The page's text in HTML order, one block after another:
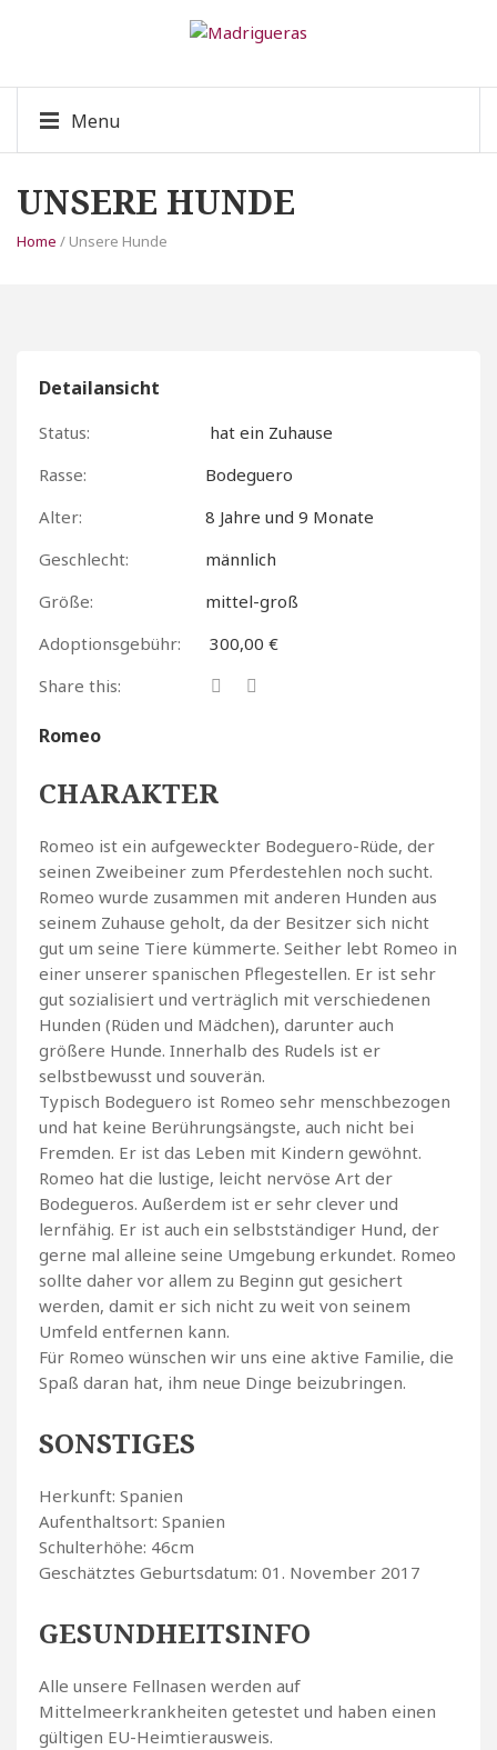
Menu
UNSERE HUNDE
Home / Unsere Hunde
Detailansicht
Status:
hat ein Zuhause
Rasse:
Bodeguero
Alter:
8 Jahre und 9 Monate
Geschlecht:
männlich
Größe:
mittel-groß
Adoptionsgebühr:
300,00 €
Share this:
Romeo
CHARAKTER
Romeo ist ein aufgeweckter Bodeguero-Rüde, der
seinen Zweibeiner zum Pferdestehlen noch sucht.
Romeo wurde zusammen mit anderen Hunden aus
seinem Zuhause geholt, da der Besitzer sich nicht
gut um seine Tiere kümmerte. Seither lebt Romeo in
einer unserer spanischen Pflegestellen. Er ist sehr
gut sozialisiert und verträglich mit verschiedenen
Hunden (Rüden und Mädchen), darunter auch
größere Hunde. Innerhalb des Rudels ist er
selbstbewusst und souverän.
Typisch Bodeguero ist Romeo sehr menschbezogen
und hat keine Berührungsängste, auch nicht bei
Fremden. Er ist das Leben mit Kindern gewöhnt.
Romeo hat die lustige, leicht nervöse Art der
Bodegueros. Außerdem ist er sehr clever und
lernfähig. Er ist auch ein selbstständiger Hund, der
gerne mal alleine seine Umgebung erkundet. Romeo
sollte daher vor allem zu Beginn gut gesichert
werden, damit er sich nicht zu weit von seinem
Umfeld entfernen kann.
Für Romeo wünschen wir uns eine aktive Familie, die
Spaß daran hat, ihm neue Dinge beizubringen.
SONSTIGES
Herkunft: Spanien
Aufenthaltsort: Spanien
Schulterhöhe: 46cm
Geschätztes Geburtsdatum: 01. November 2017
GESUNDHEITSINFO
Alle unsere Fellnasen werden auf
Mittelmeerkrankheiten getestet und haben einen
gültigen EU-Heimtierausweis.